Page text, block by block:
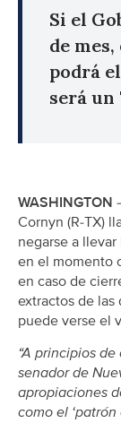
Si el
de
podrá
será un
WASHINGTON
Cornyn (R-TX)
negarse a
en el momento
en caso de
extractos de las
puede verse el
“A principios
senador de
apropiaciones
como el